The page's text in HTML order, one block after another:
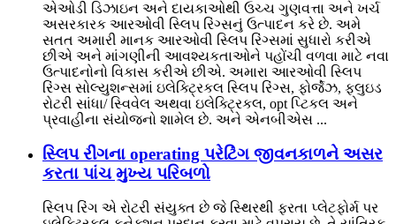
એઓડી ડિઝાઇન અને દાયકાઓથી ઉચ્ચ ગુણવત્તા અને ખર્ચ
અસરકારક આરઓવી સ્લિપ રિંગ્સનું ઉત્પાદન કરે છે. અમે
સતત અમારી માનક આરઓવી સ્લિપ રિંગ્સમાં સુધારો કરીએ
છીએ અને માંગણીની આવશ્યકતાઓને પહોંચી વળવા માટે નવા
ઉત્પાદનોનો વિકાસ કરીએ છીએ. અમારા આરઓવી સ્લિપ
રિંગ્સ સોલ્યુશન્સમાં ઇલેક્ટ્રિકલ સ્લિપ રિંગ્સ, ફોર્જેઝ, ફ્લુઇડ
રોટરી સાંધા/ સ્વિવેલ અથવા ઇલેક્ટ્રિકલ, opt પ્ટિકલ અને
પ્રવાહીના સંયોજનો શામેલ છે. અને એનબીએસ ...
સ્લિપ રીંગના operating પરેટિંગ જીવનકાળને અસર
કરતા પાંચ મુખ્ય પરિબળો
સ્લિપ રિંગ એ રોટરી સંયુક્ત છે જે સ્થિરથી ફરતા પ્લેટફોર્મ પર